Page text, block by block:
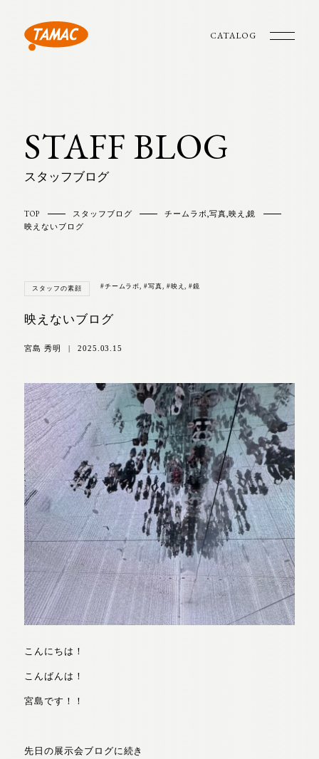
CATALOG
STAFF BLOG
スタッフブログ
TOP スタッフブログ チームラボ,写真,映え ,鏡
映えないブログ
スタッフの素顔 #チームラボ,#写真, #映え,#鏡
映えないブログ
宮島 秀明 | 2025.03.15
こんにちは！
こんばんは！
宮島です！！
先日の展示会ブログに続き